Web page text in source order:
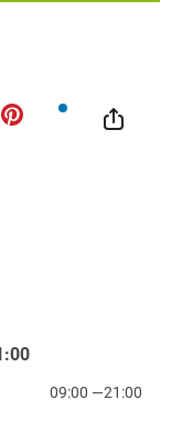
09:00 —21:00